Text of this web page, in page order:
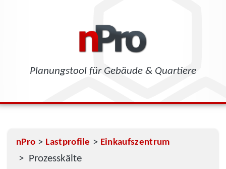
Planungstool für Gebäude & Quartiere
nPro > Lastprofile > Einkaufszentrum
> Prozesskälte